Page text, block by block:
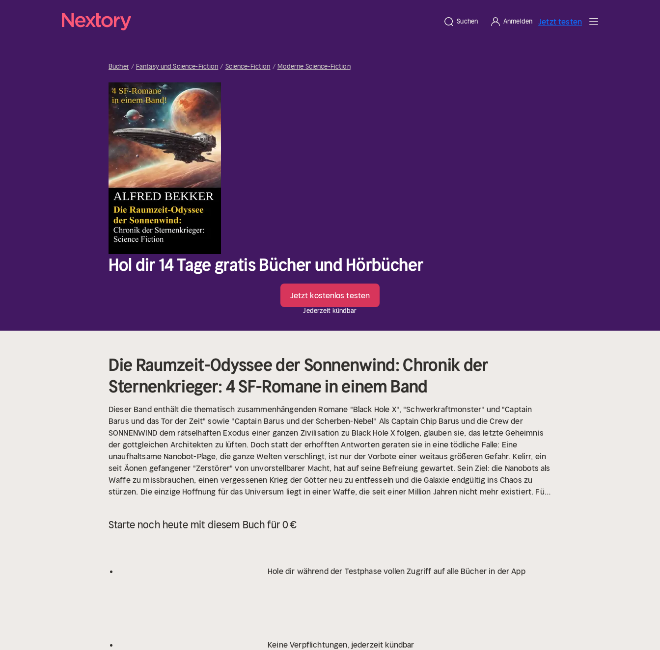
Suchen Anmelden Jetzt testen
Bücher Fantasy und Science-Fiction Science-Fiction Moderne Science-Fiction
Hol dir 14 Tage gratis Bücher und Hörbücher
Jetzt kostenlos testen
Jederzeit kündbar
Die Raumzeit-Odyssee der Sonnenwind: Chronik der
Sternenkrieger: 4 SF-Romane in einem Band
Dieser Band enthält die thematisch zusammenhängenden Romane "Black Hole X", "Schwerkraftmonster" und "Captain
Barus und das Tor der Zeit" sowie "Captain Barus und der Scherben-Nebel" Als Captain Chip Barus und die Crew der
SONNENWIND dem rätselhaften Exodus einer ganzen Zivilisation zu Black Hole X folgen, glauben sie, das letzte Geheimnis
der gottgleichen Architekten zu lüften. Doch statt der erhofften Antworten geraten sie in eine tödliche Falle: Eine
unaufhaltsame Nanobot-Plage, die ganze Welten verschlingt, ist nur der Vorbote einer weitaus größeren Gefahr. Kelirr, ein
seit Äonen gefangener "Zerstörer" von unvorstellbarer Macht, hat auf seine Befreiung gewartet. Sein Ziel: die Nanobots als
Waffe zu missbrauchen, einen vergessenen Krieg der Götter neu zu entfesseln und die Galaxie endgültig ins Chaos zu
stürzen. Die einzige Hoffnung für das Universum liegt in einer Waffe, die seit einer Million Jahren nicht mehr existiert. Für
gefährliches Erbe, das ihn zu kontrollieren droht. Und in der Vergangenheit wartet nicht nur eine Rettung, sondern eine
Ren Dhark, Jerry Cotton, Cotton reloaded, Kommissar X, John Sinclair und Jessica Bannister. Er veröffentlichte auch unter
Starte noch heute mit diesem Buch für 0 €
Hole dir während der Testphase vollen Zugriff auf alle Bücher in der App
Keine Verpflichtungen, jederzeit kündbar